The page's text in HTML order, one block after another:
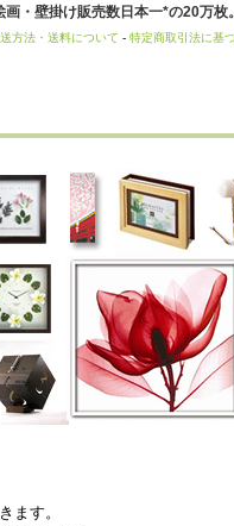
・壁掛け販売数日本一*の20万枚
方法・送料について - 特定商取引法に基
ます。